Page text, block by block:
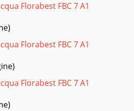
Florabest FBC 7 A1
Florabest FBC 7 A1
Florabest FBC 7 A1